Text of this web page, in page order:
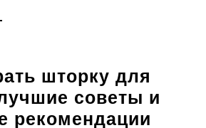
шторку для
советы и
рекомендации